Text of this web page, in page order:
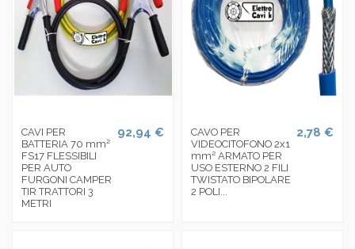
CAVI PER
BATTERIA 70 mm²
FS17 FLESSIBILI
PER AUTO
FURGONI CAMPER
TIR TRATTORI 3
METRI
92,94 €
CAVO PER
VIDEOCITOFONO 2x1
mm² ARMATO PER
USO ESTERNO 2 FILI
TWISTATO BIPOLARE
2 POLI...
2,78 €